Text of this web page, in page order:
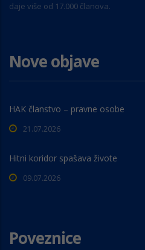
daje više od 17.000 članova.
Nove objave
HAK članstvo – pravne osobe
21.07.2026
Hitni koridor spašava živote
09.07.2026
Poveznice